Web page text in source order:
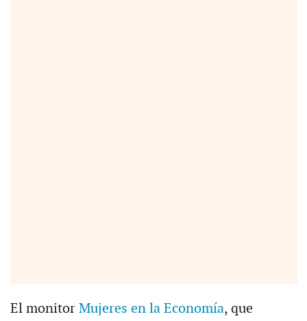
El monitor Mujeres en la Economía, que